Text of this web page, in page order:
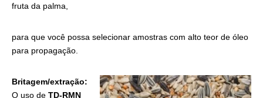
fruta da palma,
para que você possa selecionar amostras com alto teor de óleo
para propagação.
Britagem/extração:
O uso de TD-RMN